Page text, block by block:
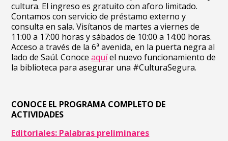
cultura. El ingreso es gratuito con aforo limitado.
Contamos con servicio de préstamo externo y
consulta en sala. Visítanos de martes a viernes de
11:00 a 17:00 horas y sábados de 10:00 a 14:00 horas.
Acceso a través de la 6ª avenida, en la puerta negra al
lado de Saúl. Conoceaquíel nuevo funcionamiento de
la biblioteca para asegurar una #CulturaSegura.
CONOCE EL PROGRAMA COMPLETO DE
ACTIVIDADES
Editoriales: Palabras preliminares